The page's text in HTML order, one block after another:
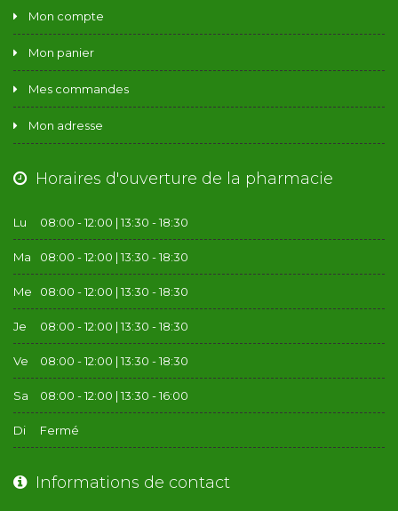
Mon compte
Mon panier
Mes commandes
Mon adresse
Horaires d'ouverture de la pharmacie
Lu 08:00 - 12:00 | 13:30 - 18:30
Ma 08:00 - 12:00 | 13:30 - 18:30
Me 08:00 - 12:00 | 13:30 - 18:30
Je 08:00 - 12:00 | 13:30 - 18:30
Ve 08:00 - 12:00 | 13:30 - 18:30
Sa 08:00 - 12:00 | 13:30 - 16:00
Di Fermé
Informations de contact